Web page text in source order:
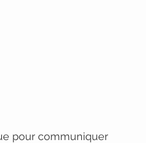
pour communiquer